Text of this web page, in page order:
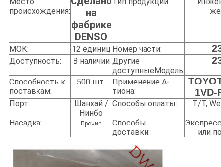
Место
происхождения:
на
фабрике
DENSO
Тип продукции:
МОК: 12 единиц Номер части:
Доступность: В наличии Другие
доступные Модель:
Способность к
поставкам:
500 шт.
Применение А-
тиона:
1VD-
Порт:
Шанхай /
Нинбо
Способы оплаты: T/T,
Насадка: Прочие
Способы
доставки:
или